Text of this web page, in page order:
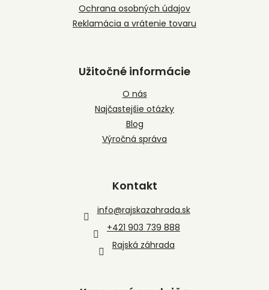
Ochrana osobných údajov
Reklamácia a vrátenie tovaru
Užitočné informácie
O nás
Najčastejšie otázky
Blog
Výročná správa
Kontakt
info@rajskazahrada.sk
+421 903 739 888
Rajská záhrada